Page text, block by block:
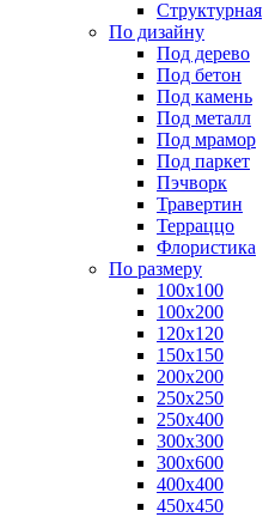
Структурная
По дизайну
Под дерево
Под бетон
Под камень
Под металл
Под мрамор
Под паркет
Пэчворк
Травертин
Терраццо
Флористика
По размеру
100х100
100х200
120х120
150х150
200х200
250х250
250х400
300х300
300х600
400х400
450х450